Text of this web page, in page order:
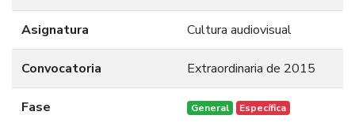
Asignatura Cultura audiovisual
Convocatoria Extraordinaria de 2015
Fase General Específica